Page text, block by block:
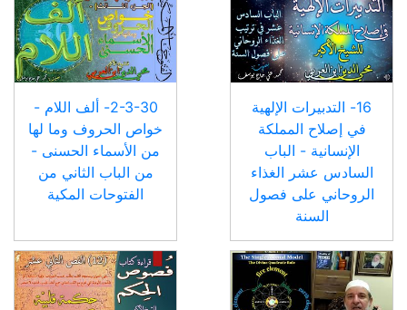
16- التدبيرات الإلهية
في إصلاح المملكة
الإنسانية - الباب
السادس عشر الغذاء
الروحاني على فصول
السنة
2-3-30- ألف اللام -
خواص الحروف وما لها
من الأسماء الحسنى -
من الباب الثاني من
الفتوحات المكية